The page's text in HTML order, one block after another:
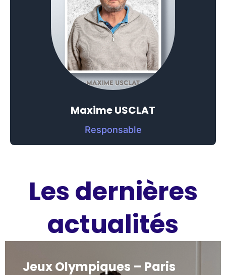
Maxime USCLAT
Responsable
Les dernières
actualités
Jeux Olympiques – Paris
Jeux Olympiques – Paris